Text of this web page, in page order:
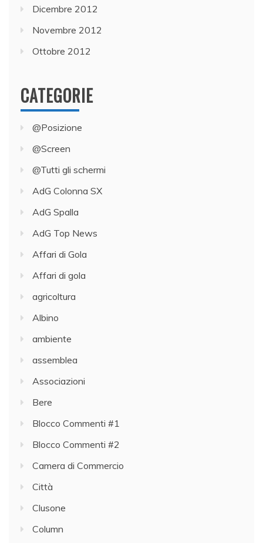
Dicembre 2012
Novembre 2012
Ottobre 2012
CATEGORIE
@Posizione
@Screen
@Tutti gli schermi
AdG Colonna SX
AdG Spalla
AdG Top News
Affari di Gola
Affari di gola
agricoltura
Albino
ambiente
assemblea
Associazioni
Bere
Blocco Commenti #1
Blocco Commenti #2
Camera di Commercio
Città
Clusone
Column